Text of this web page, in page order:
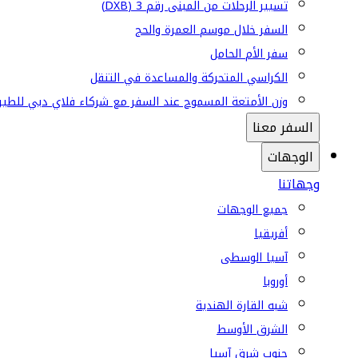
تسيير الرحلات من المبنى رقم 3 (DXB)
السفر خلال موسم العمرة والحج
سفر الأم الحامل
الكراسي المتحركة والمساعدة في التنقل
وزن الأمتعة المسموح عند السفر مع شركاء فلاي دبي
السفر معنا
الوجهات
وجهاتنا
جميع الوجهات
أفريقيا
آسيا الوسطى
أوروبا
شبه القارة الهندية
الشرق الأوسط
جنوب شرق آسيا